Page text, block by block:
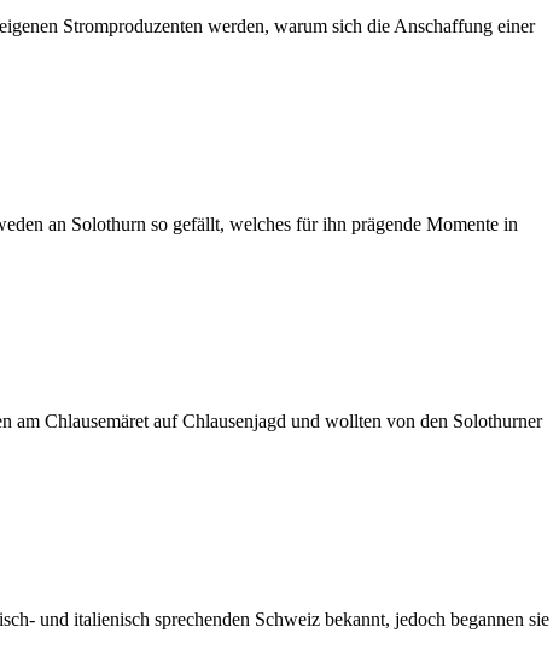
Stromproduzenten werden, warum sich die Anschaffung einer
an Solothurn so gefällt, welches für ihn prägende Momente in
am Chlausemäret auf Chlausenjagd und wollten von den Solothurner
und italienisch sprechenden Schweiz bekannt, jedoch begannen sie